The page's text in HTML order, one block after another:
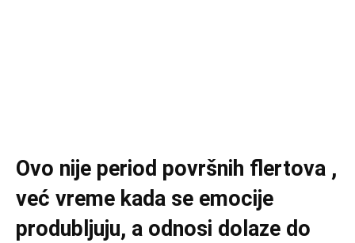
Ovo nije period površnih flertova ,
već vreme kada se emocije
produbljuju, a odnosi dolaze do